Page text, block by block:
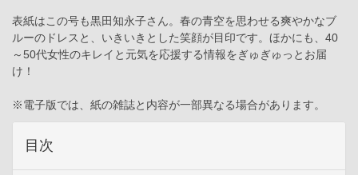
表紙はこの号も黒田知永子さん。春の青空を思わせる爽やかなブ
ルーのドレスと、いきいきとした笑顔が目印です。ほかにも、40
～50代女性のキレイと元気を応援する情報をぎゅぎゅっとお届
け！
※電子版では、紙の雑誌と内容が一部異なる場合があります。
目次